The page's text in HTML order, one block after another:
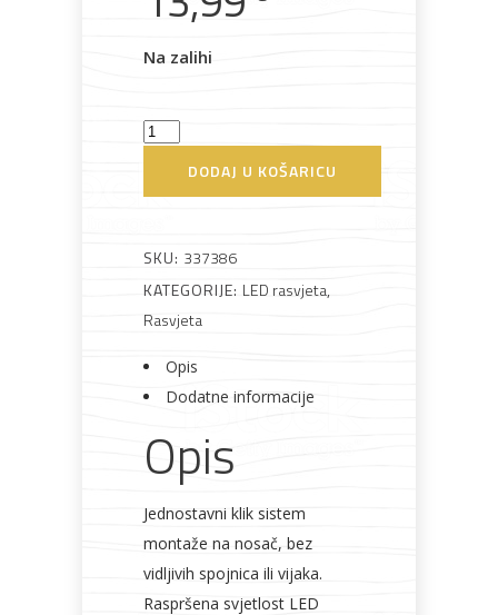
Metalna Elektromaterijal
Vijčana Okovi
Na zalihi
Panel
4000K
Commel
količina
DODAJ U KOŠARICU
SKU: 337386
KATEGORIJE: LED rasvjeta,
Rasvjeta
Opis
Dodatne informacije
Opis
Jednostavni klik sistem
montaže na nosač, bez
vidljivih spojnica ili vijaka.
Raspršena svjetlost LED